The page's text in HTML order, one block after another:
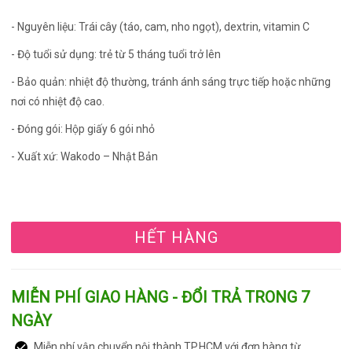
- Nguyên liệu: Trái cây (táo, cam, nho ngọt), dextrin, vitamin C
- Độ tuổi sử dụng: trẻ từ 5 tháng tuổi trở lên
- Bảo quản: nhiệt độ thường, tránh ánh sáng trực tiếp hoặc những
nơi có nhiệt độ cao.
- Đóng gói: Hộp giấy 6 gói nhỏ
- Xuất xứ: Wakodo – Nhật Bản
HẾT HÀNG
MIỄN PHÍ GIAO HÀNG - ĐỔI TRẢ TRONG 7
NGÀY